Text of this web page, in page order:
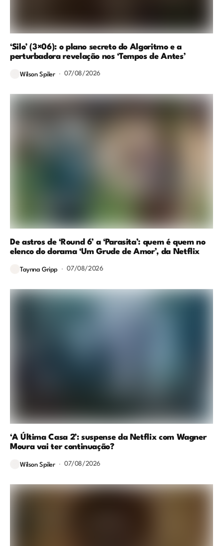
‘Silo’ (3×06): o plano secreto do Algoritmo e a
perturbadora revelação nos ‘Tempos de Antes’
Wilson Spiler 07/08/2026
De astros de ‘Round 6’ a ‘Parasita’: quem é quem no
elenco do dorama ‘Um Grude de Amor’, da Netflix
Taynna Gripp 07/08/2026
‘A Última Casa 2’: suspense da Netflix com Wagner
Moura vai ter continuação?
Wilson Spiler 07/08/2026